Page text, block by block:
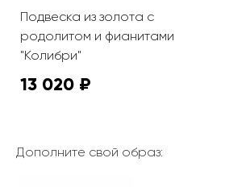
Подвеска из золота с
родолитом и фианитами
"Колибри"
13 020 ₽
Дополните свой образ: